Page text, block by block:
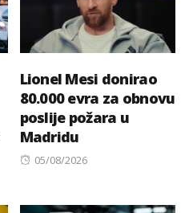
Lionel Mesi donirao
80.000 evra za obnovu
poslije požara u
Madridu
Posted
05/08/2026